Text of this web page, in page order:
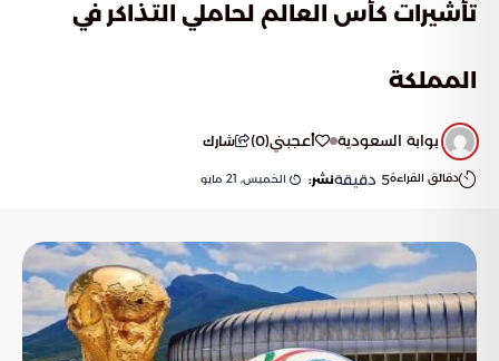
تأشيرات كأس العالم لحاملي التذاكر في
المملكة
بوابة السعودية أعجبني(
0
) شارك
دقائق القراءة5 دقيقةنشر: الخميس, 21 مايو